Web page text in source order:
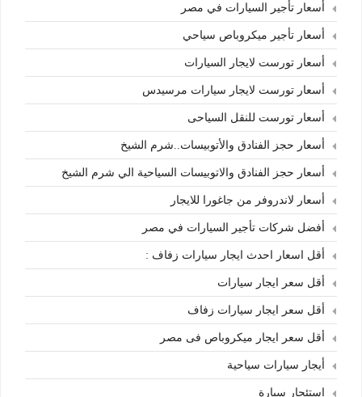
أسعار تأجير السيارات في مصر
أسعار تأجير ميكروباص سياحي
أسعار تورست لايجار السيارات
أسعار تورست لايجار سيارات مرسيدس
أسعار تورست للنقل السياحى
أسعار حجز الفنادق والأتوبيسات..شرم الشيخ
أسعار حجز الفنادق والاتوبيسات السياحية الي شرم الشيخ
أسعار لاندروفر من جاغورا للايجار
أفضل شركات تأجير السيارات في مصر
أقل اسعار احدث ايجار سيارات زفاف :
أقل سعر ايجار سيارات
أقل سعر ايجار سيارات زفاف
أقل سعر ايجار ميكروباص فى مصر
أيجار سيارات سياحية
إستئجار سيارة